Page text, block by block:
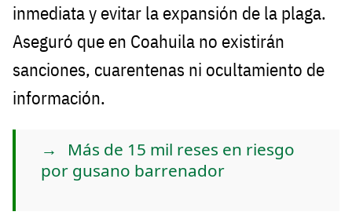
inmediata y evitar la expansión de la plaga.
Aseguró que en Coahuila no existirán
sanciones, cuarentenas ni ocultamiento de
información.
Más de 15 mil reses en riesgo
por gusano barrenador